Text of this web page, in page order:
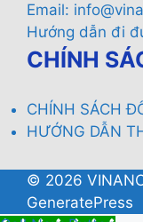
Email:
Hướng dẫn đi
CHÍNH
CHÍNH SÁCH
HƯỚNG DẪN
© 2026
GeneratePress